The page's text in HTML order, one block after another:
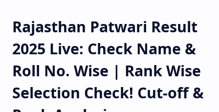
Rajasthan Patwari Result
2025 Live: Check Name &
Roll No. Wise | Rank Wise
Selection Check! Cut-off &